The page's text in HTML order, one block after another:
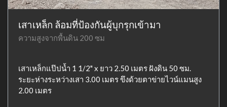
เสาเหล็ก ล้อมที่ป้องกันผู้บุกรุกเข้ามา
ความสูงจากพื้นดิน 200 ซม
เสาเหล็กแป๊ปน้ำ 1 1/2" x ยาว 2.50 เมตร ฝังดิน 50 ซม.
ระยะห่างระหว่างเสา 3.00 เมตร ขึงด้วยตาข่ายไวน์แมนสูง
2.00 เมตร